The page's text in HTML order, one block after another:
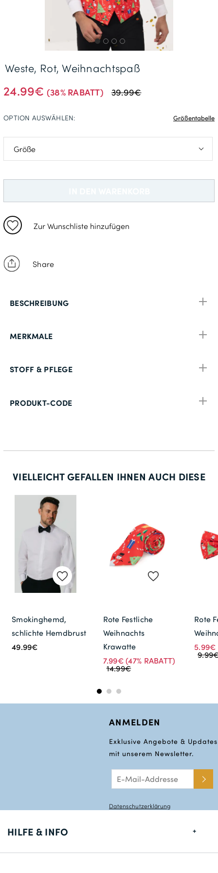
Gratisversand *
24.99€ (38% RABATT) 39.99€
Zur Wunschliste hinzufügen
Share
Weste, Rot, Weihnachtspaß
L: 107-112cm
XL: 117-122cm
3XL: 137-142cm
OPTION AUSWÄHLEN: Größentabelle
MERKMALE
BESCHREIBUNG
STOFF & PFLEGE
PRODUKT-CODE
VIELLEICHT GEFALLEN IHNEN AUCH DIESE
Smokinghemd,
schlichte Hemdbrust
49.99€
Rote Festliche
Weihnachts
Krawatte
7.99€(47% RABATT)
14.99€
Rote
5.99€
ANMELDEN
Exklusive Angebote & Updates
mit unserem Newsletter.
Datenschutzerklärung
HILFE & INFO